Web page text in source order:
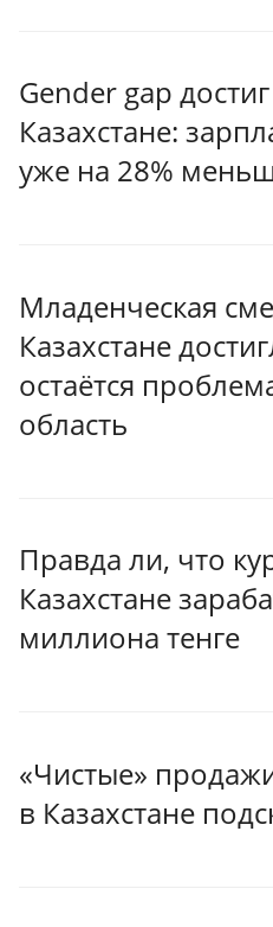
Gender gap
Казахстане:
уже на 28%
Младенческая
Казахстане
остаётся
область
Правда ли, что
Казахстане
миллиона тенге
«Чистые»
в Казахстане